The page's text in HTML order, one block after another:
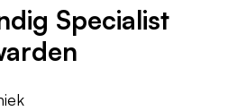
Specialist